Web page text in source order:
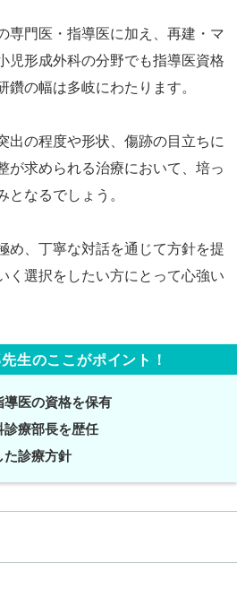
専門医・指導医に加え、再建・マ
児形成外科の分野でも指導医資格
の幅は多岐にわたります。
出の程度や形状、傷跡の目立ちに
が求められる治療において、培っ
なるでしょう。
め、丁寧な対話を通じて方針を提
く選択をしたい方にとって心強い
生のここがポイント！
導医の資格を保有
診療部長を歴任
た診療方針